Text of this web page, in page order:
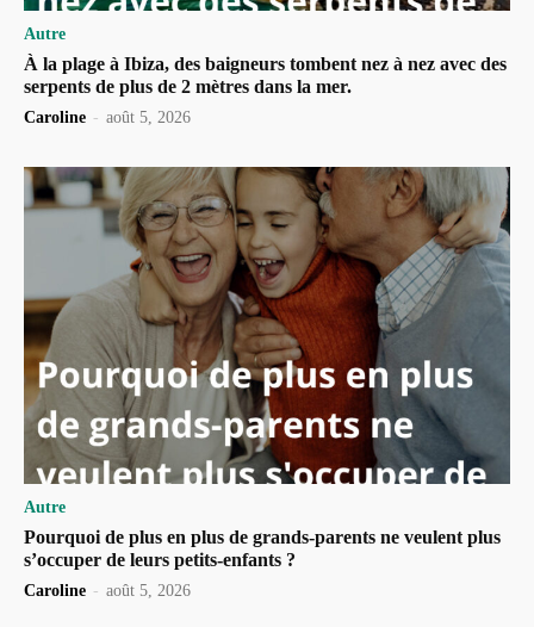
Autre
À la plage à Ibiza, des baigneurs tombent nez à nez avec des
serpents de plus de 2 mètres dans la mer.
Caroline - août 5, 2026
Autre
Pourquoi de plus en plus de grands-parents ne veulent plus
s’occuper de leurs petits-enfants ?
Caroline - août 5, 2026